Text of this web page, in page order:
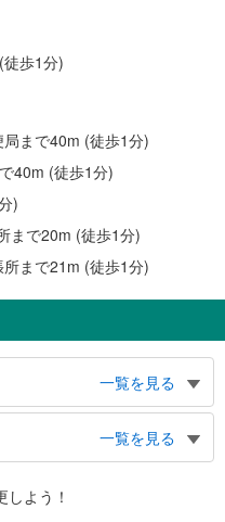
歩1分)
まで40m (徒歩1分)
40m (徒歩1分)
)
まで20m (徒歩1分)
まで21m (徒歩1分)
一覧を見る
目、駒場学園高等学校、松蔭学園
一覧を見る
しよう！